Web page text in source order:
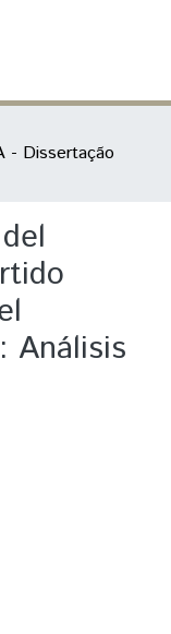
- Dissertação
Análisis